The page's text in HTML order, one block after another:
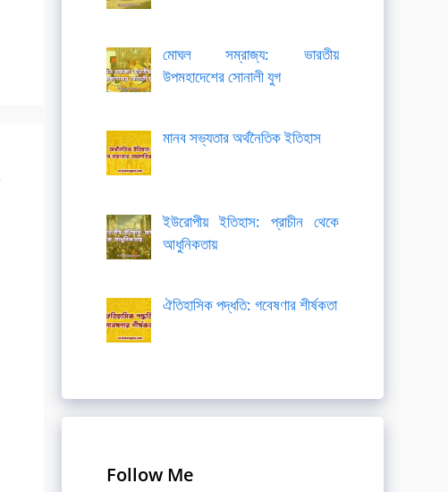
মোঘল সম্রাজ্য: ভারতীয়
উপমহাদেশের সোনালী যুগ
মানব সভ্যতার অর্থনৈতিক ইতিহাস
ইউরোপীয় ইতিহাস: প্রাচীন থেকে
আধুনিকতায়
ঐতিহাসিক পদ্ধতি: গবেষণার শীর্ষকতা
Follow Me